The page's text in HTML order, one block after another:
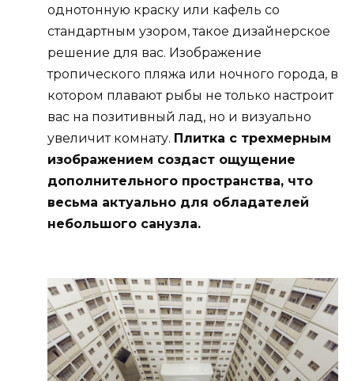
однотонную краску или кафель со
стандартным узором, такое дизайнерское
решение для вас. Изображение
тропического пляжа или ночного города, в
котором плавают рыбы не только настроит
вас на позитивный лад, но и визуально
увеличит комнату. Плитка с трехмерным
изображением создаст ощущение
дополнительного пространства, что
весьма актуально для обладателей
небольшого санузла.